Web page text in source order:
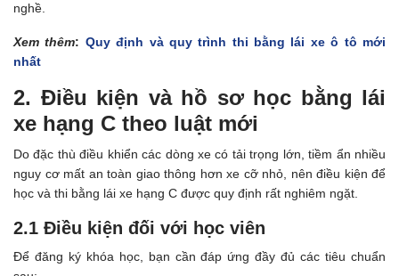
nghề.
Xem thêm: Quy định và quy trình thi bằng lái xe ô tô mới
nhất
2. Điều kiện và hồ sơ học bằng lái
xe hạng C theo luật mới
Do đặc thù điều khiển các dòng xe có tải trọng lớn, tiềm ẩn nhiều
nguy cơ mất an toàn giao thông hơn xe cỡ nhỏ, nên điều kiện để
học và thi bằng lái xe hạng C được quy định rất nghiêm ngặt.
2.1 Điều kiện đối với học viên
Để đăng ký khóa học, bạn cần đáp ứng đầy đủ các tiêu chuẩn